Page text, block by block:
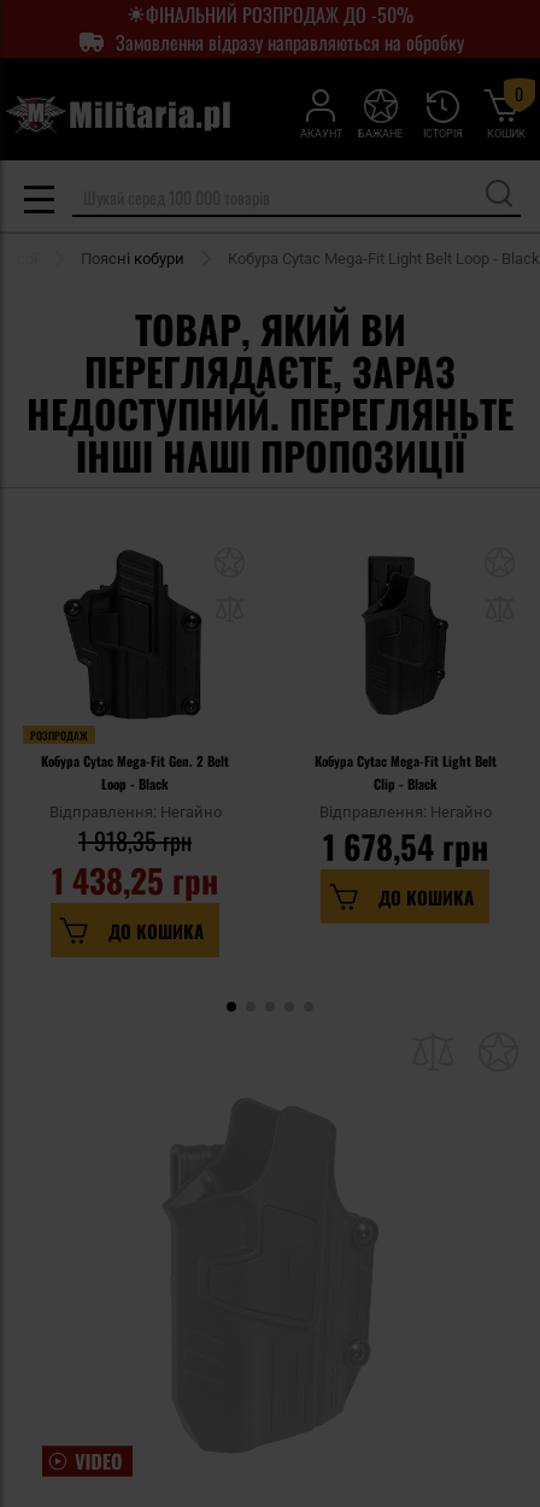
ФІНАЛЬНИЙ РОЗПРОДАЖ ДО -50%
Замовлення відразу направляються на обробку
АКАУНТ ІСТОРІЯ
БАЖАНЕ КОШИК
0
Поясні кобури Кобура Cytac Mega-Fit Light Belt Loop - Black
ТОВАР, ЯКИЙ ВИ
ПЕРЕГЛЯДАЄТЕ, ЗАРАЗ
НЕДОСТУПНИЙ. ПЕРЕГЛЯНЬТЕ
ІНШІ НАШІ ПРОПОЗИЦІЇ
РОЗПРОДАЖ
Кобура Cytac Mega-Fit Gen. 2 Belt
Loop - Black
Відправлення: Негайно
1 438,25 грн
1 918,35 грн
ДО КОШИКА
Кобура Cytac Mega-Fit Light Belt
Clip - Black
Відправлення: Негайно
1 678,54 грн
ДО КОШИКА